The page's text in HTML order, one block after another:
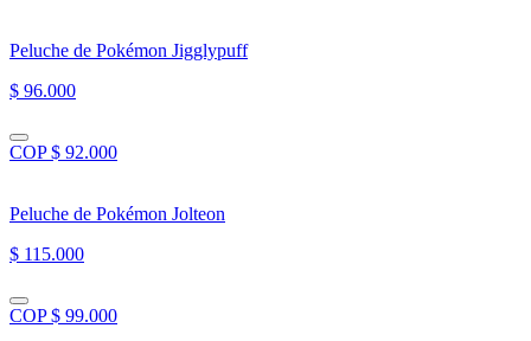
Peluche de Pokémon Jigglypuff
$ 96.000
COP $ 92.000
Peluche de Pokémon Jolteon
$ 115.000
COP $ 99.000